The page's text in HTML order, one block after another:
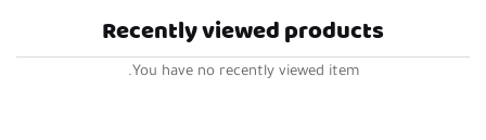
Recently viewed products
You have no recently viewed item.